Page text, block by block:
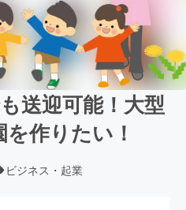
送迎可能！大型
作りたい！
ビジネス・起業